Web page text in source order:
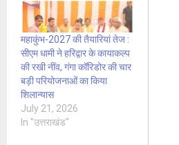
महाकुंभ-2027 की तैयारियां तेज :
सीएम धामी ने हरिद्वार के कायाकल्प
की रखी नींव, गंगा कॉरिडोर की चार
बड़ी परियोजनाओं का किया
शिलान्यास
July 21, 2026
In "उत्तराखंड"